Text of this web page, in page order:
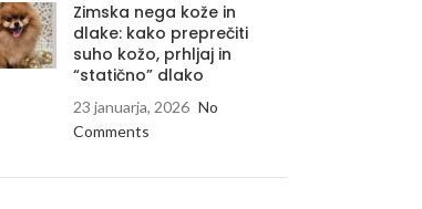
Zimska nega kože in
dlake: kako preprečiti
suho kožo, prhljaj in
“statično” dlako
23 januarja, 2026 No
Comments